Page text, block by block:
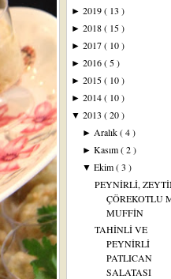
► 2019( 13 )
► 2018( 15 )
► 2017( 10 )
► 2016( 5 )
► 2015( 10 )
► 2014( 10 )
▼ 2013 ( 20 )
►Aralık( 4 )
►Kasım( 2 )
▼Ekim( 3 )
PEYNİRLİ,
ÇÖREKOTLU
MUFFİN
TAHİNLİ VE
PEYNİRLİ
PATLICAN
SALATASI